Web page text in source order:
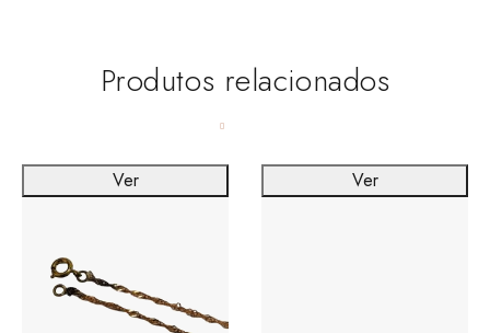
Produtos relacionados
Ver Ver